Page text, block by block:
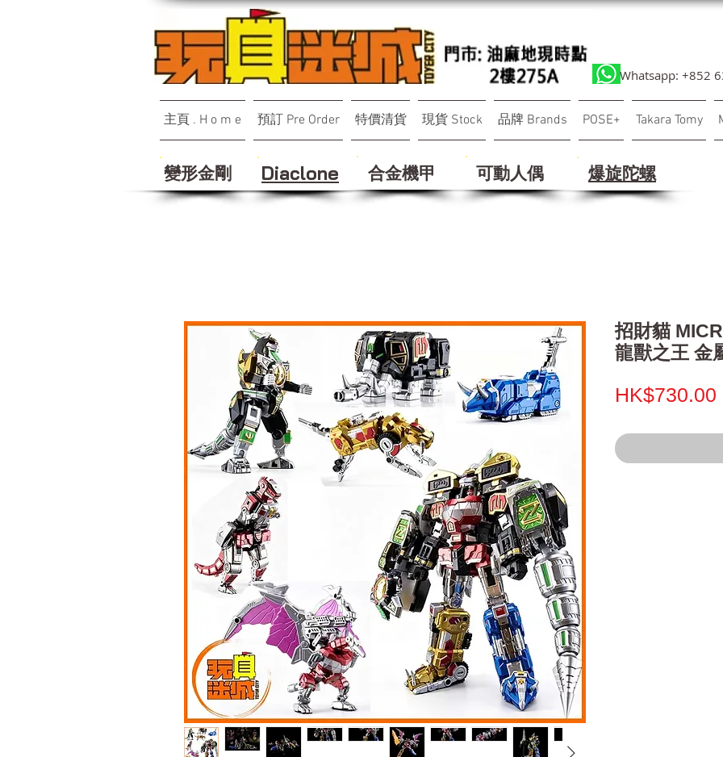
Whatsapp: +852
主頁 . H o m e 預訂 Pre Order 特價清貨 現貨 Stock 品牌 Brands POSE+ Takara Tomy
變形金剛 Diaclone 合金機甲 可動人偶 ​爆旋陀螺
招財貓
龍獸之王 金
HK$730.00